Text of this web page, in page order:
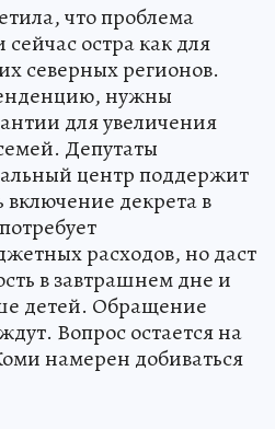
что проблема
остра как для
северных регионов.
нужны
для увеличения
Депутаты
центр поддержит
декрета в
расходов, но даст
в завтрашнем дне и
детей. Обращение
Вопрос остается на
намерен добиваться